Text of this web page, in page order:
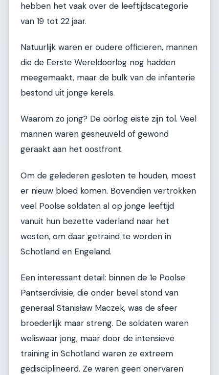
hebben het vaak over de leeftijdscategorie
van 19 tot 22 jaar.
Natuurlijk waren er oudere officieren, mannen
die de Eerste Wereldoorlog nog hadden
meegemaakt, maar de bulk van de infanterie
bestond uit jonge kerels.
Waarom zo jong? De oorlog eiste zijn tol. Veel
mannen waren gesneuveld of gewond
geraakt aan het oostfront.
Om de gelederen gesloten te houden, moest
er nieuw bloed komen. Bovendien vertrokken
veel Poolse soldaten al op jonge leeftijd
vanuit hun bezette vaderland naar het
westen, om daar getraind te worden in
Schotland en Engeland.
Een interessant detail: binnen de 1e Poolse
Pantserdivisie, die onder bevel stond van
generaal Stanisław Maczek, was de sfeer
broederlijk maar streng. De soldaten waren
weliswaar jong, maar door de intensieve
training in Schotland waren ze extreem
gedisciplineerd. Ze waren geen onervaren